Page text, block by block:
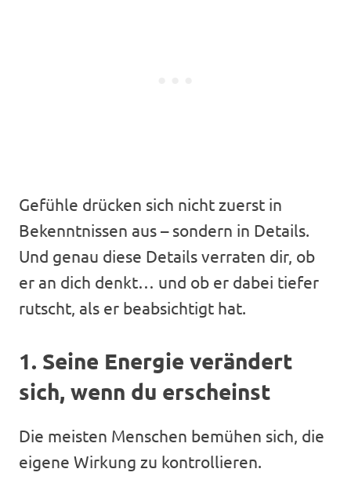
Gefühle drücken sich nicht zuerst in
Bekenntnissen aus – sondern in Details.
Und genau diese Details verraten dir, ob
er an dich denkt… und ob er dabei tiefer
rutscht, als er beabsichtigt hat.
1. Seine Energie verändert
sich, wenn du erscheinst
Die meisten Menschen bemühen sich, die
eigene Wirkung zu kontrollieren.